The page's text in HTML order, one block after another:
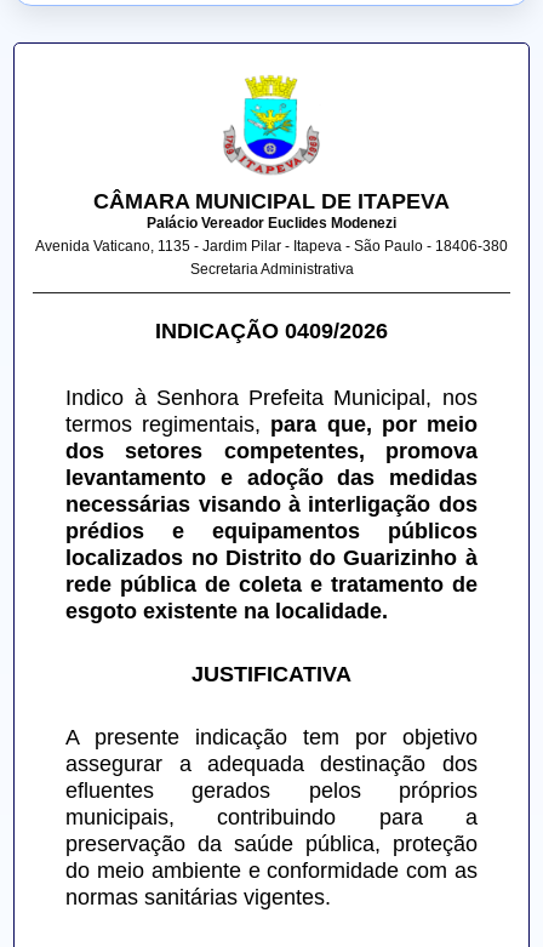
CÂMARA MUNICIPAL DE ITAPEVA
Palácio Vereador Euclides Modenezi
Avenida Vaticano, 1135 - Jardim Pilar - Itapeva - São Paulo - 18406-380
Secretaria Administrativa
INDICAÇÃO 0409/2026
Indico à Senhora Prefeita Municipal, nos
termos regimentais, para que, por meio
dos setores competentes, promova
levantamento e adoção das medidas
necessárias visando à interligação dos
prédios e equipamentos públicos
localizados no Distrito do Guarizinho à
rede pública de coleta e tratamento de
esgoto existente na localidade.
JUSTIFICATIVA
A presente indicação tem por objetivo
assegurar a adequada destinação dos
efluentes gerados pelos próprios
municipais, contribuindo para a
preservação da saúde pública, proteção
do meio ambiente e conformidade com as
normas sanitárias vigentes.